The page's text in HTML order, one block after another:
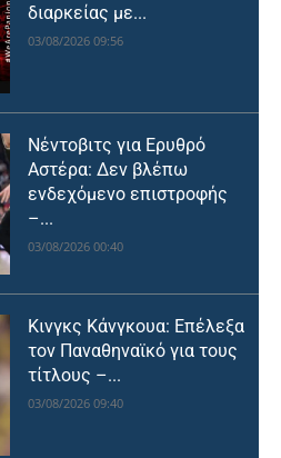
διαρκείας με...
03/08/2026 09:56
Νέντοβιτς για Ερυθρό
Αστέρα: Δεν βλέπω
ενδεχόμενο επιστροφής
–...
03/08/2026 00:40
Κινγκς Κάνγκουα: Επέλεξα
τον Παναθηναϊκό για τους
τίτλους –...
03/08/2026 09:40